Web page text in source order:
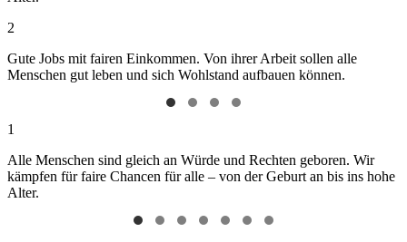
2
Gute Jobs mit fairen Einkommen. Von ihrer Arbeit sollen alle
Menschen gut leben und sich Wohlstand aufbauen können.
1
Alle Menschen sind gleich an Würde und Rechten geboren. Wir
kämpfen für faire Chancen für alle – von der Geburt an bis ins hohe
Alter.